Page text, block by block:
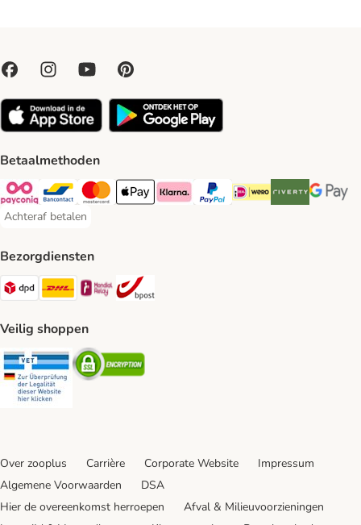
Betaalmethoden
Payconiq Payment Method
Bancontact Payment Method
Mastercard Payment Method
Apple Pay Payment Method
Klarna Payment Method
PayPal Payment Method
iDeal Payment Method
Riverty Payment
Google
Achteraf betalen
Achteraf betalen Payment Method
Bezorgdiensten
Dpd Shipping Method
DHL Shipping Method
Mondial Relay Shipping Method
Veilig shoppen
Security Security
Over zooplus Carrière Corporate Website
Impressum
Algemene Voorwaarden
DSA
Hier de overeenkomst herroepen
Afval & Milieuvoorzieningen